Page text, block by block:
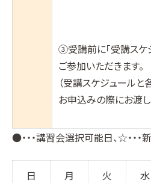
③受講前に「受講スケ
ご参加いただきます。
（受講スケジュール
お申込みの際にお渡し
●・・・講習会選択可能日、☆・・・
日 月 火 水